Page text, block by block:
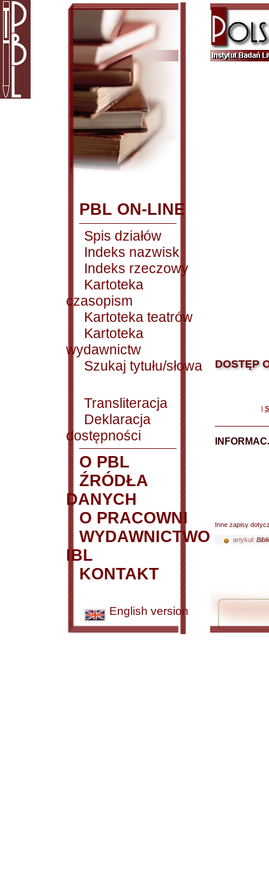
PBL ON-LINE
Spis działów
Indeks nazwisk
Indeks rzeczowy
Kartoteka
czasopism
Kartoteka teatrów
Kartoteka
wydawnictw
Szukaj tytułu/słowa
Transliteracja
Deklaracja
dostępności
O PBL
ŹRÓDŁA
DANYCH
O PRACOWNI
WYDAWNICTWO
IBL
KONTAKT
English version
DOSTĘP
|
Inne zapisy
artykuł: